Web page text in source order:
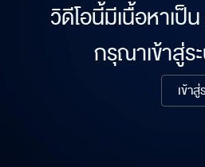
วิดีโอนี้มีเนื้อหาเป็
กรุณาเข้าสู่ร
เข้า